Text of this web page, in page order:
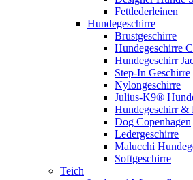
Fettlederleinen
Hundegeschirre
Brustgeschirre
Hundegeschirre
Hundegeschirr
Step-In Geschirre
Nylongeschirre
Julius-K9®
Hundegeschirr &
Dog Copenhagen
Ledergeschirre
Malucchi
Softgeschirre
Teich